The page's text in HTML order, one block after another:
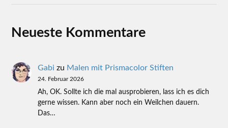
Neueste Kommentare
Gabi zu Malen mit Prismacolor Stiften
24. Februar 2026
Ah, OK. Sollte ich die mal ausprobieren, lass ich es dich
gerne wissen. Kann aber noch ein Weilchen dauern.
Das…